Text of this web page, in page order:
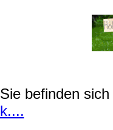
Sie befinden
k....